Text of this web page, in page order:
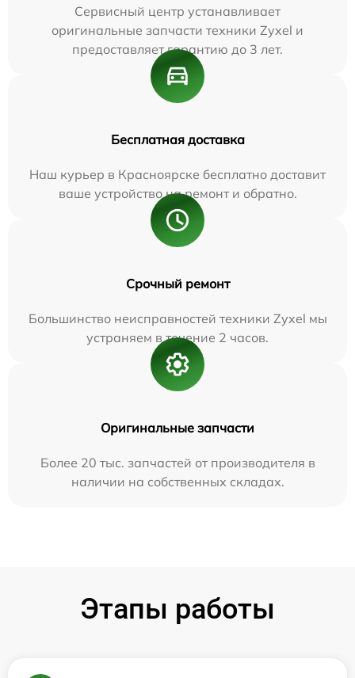
Сервисный центр устанавливает
оригинальные запчасти техники Zyxel и
предоставляет гарантию до 3 лет.
Бесплатная доставка
Наш курьер в Красноярске бесплатно доставит
ваше устройство на ремонт и обратно.
Срочный ремонт
Большинство неисправностей техники Zyxel мы
устраняем в течение 2 часов.
Оригинальные запчасти
Более 20 тыс. запчастей от производителя в
наличии на собственных складах.
Этапы работы